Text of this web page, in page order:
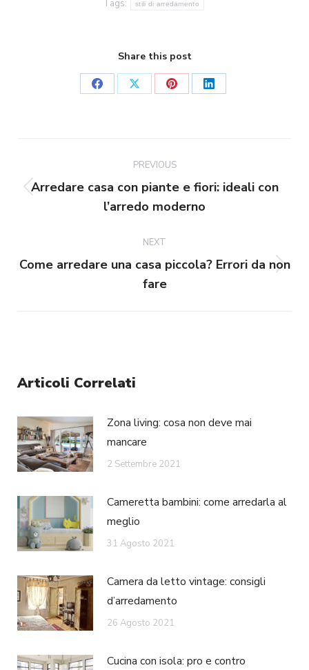
Tags: stili di arredamento
Share this post
Share
Share
Share
Share
PREVIOUS
Previous
post:
Arredare casa con piante e fiori: ideali con
l’arredo moderno
NEXT
Next
post:
Come arredare una casa piccola? Errori da non
fare
Articoli Correlati
Zona living: cosa non deve mai
mancare
2 Settembre 2021
Cameretta bambini: come arredarla al
meglio
31 Agosto 2021
Camera da letto vintage: consigli
d’arredamento
26 Agosto 2021
Cucina con isola: pro e contro